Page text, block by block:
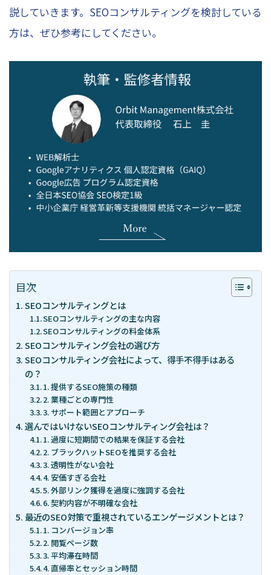
– WEBマーケティング
– レポート作成
「WEBマーケティングを徹底解説」
お問い合わせ
資料請求
スポット診断
説していきます。SEOコンサルティングを検討している
方は、ぜひ参考にしてください。
目次
SEOコンサルティングとは
SEOコンサルティングの主な内容
SEOコンサルティングの料金体系
SEOコンサルティング会社の選び方
SEOコンサルティング会社によって、得手不得手はある
の？
1. 提供するSEO施策の種類
2. 業種ごとの専門性
3. サポート範囲とアプローチ
選んではいけないSEOコンサルティング会社は？
1. 過度に短期間での結果を保証する会社
2. ブラックハットSEOを推奨する会社
3. 透明性がない会社
4. 安価すぎる会社
5. 外部リンク獲得を過度に強調する会社
6. 契約内容が不明確な会社
最近のSEO対策で重視されているエンゲージメントとは？
1. コンバージョン率
2. 閲覧ページ数
3. 平均滞在時間
4. 直帰率とセッション時間